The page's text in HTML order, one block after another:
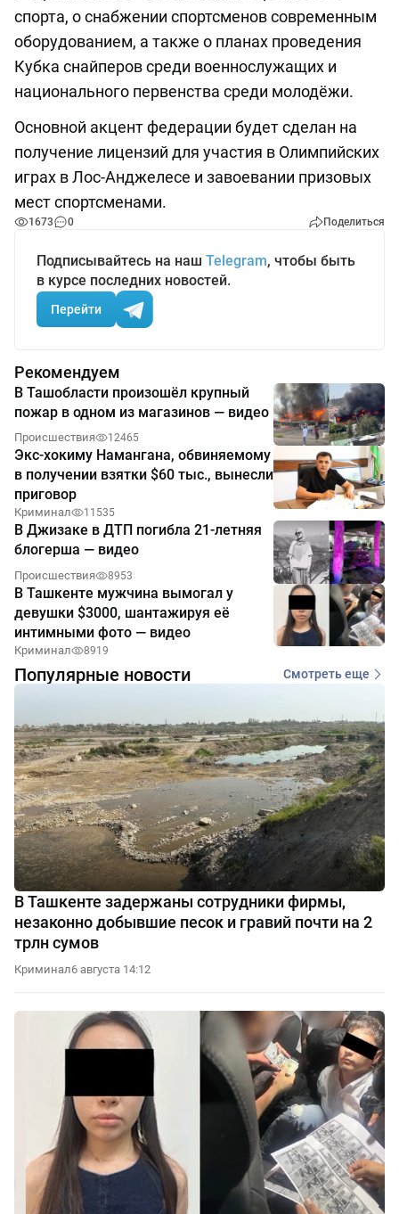
спорта, о снабжении спортсменов современным
оборудованием, а также о планах проведения
Кубка снайперов среди военнослужащих и
национального первенства среди молодёжи.
Основной акцент федерации будет сделан на
получение лицензий для участия в Олимпийских
играх в Лос-Анджелесе и завоевании призовых
мест спортсменами.
1673 0 Поделиться
Подписывайтесь на наш Telegram, чтобы быть
в курсе последних новостей.
Перейти
Рекомендуем
В Ташобласти произошёл крупный
пожар в одном из магазинов — видео
Происшествия 12465
Экс-хокиму Намангана, обвиняемому
в получении взятки $60 тыс., вынесли
приговор
Криминал 11535
В Джизаке в ДТП погибла 21-летняя
блогерша — видео
Происшествия 8953
В Ташкенте мужчина вымогал у
девушки $3000, шантажируя её
интимными фото — видео
Криминал 8919
Популярные новости Смотреть еще
В Ташкенте задержаны сотрудники фирмы,
незаконно добывшие песок и гравий почти на 2
трлн сумов
Криминал6 августа 14:12